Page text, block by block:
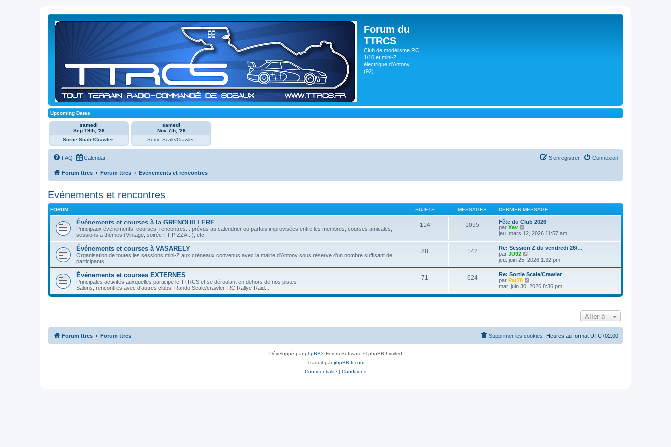
Forum du
TTRCS
Club de modélisme RC
1/10 et mini-Z
électrique d'Antony
(92)
Upcoming Dates
samedi
Sep 19th, '26
Sortie Scale/Crawler
samedi
Nov 7th, '26
Sortie Scale/Crawler
FAQ Calendar Connexion
S’enregistrer
Forum ttrcs Forum ttrcs Evénements et rencontres
Evénements et rencontres
FORUM SUJETS MESSAGES DERNIER MESSAGE
Événements et courses à la GRENOUILLERE
Principaux événements, courses, rencontres... prévus au calendrier ou parfois improvisées entre les membres, courses amicales,
sessions à thèmes (Vintage, soirée TT-PIZZA...), etc.
114 1055
Fête du Club 2026
par Xav
o
l
e
d
e
r
n
i
e
r
a
g
jeu. mars 12, 2026 11:57 am
Événements et courses à VASARELY
Organisation de toutes les sessions mini-Z aux créneaux convenus avec la mairie d'Antony sous réserve d'un nombre suffisant de
participants.
88 142
Re: Session Z du vendredi 26/…
par JU92
o
r
l
e
d
e
e
s
jeu. juin 25, 2026 1:32 pm
Événements et courses EXTERNES
Principales activités auxquelles participe le TTRCS et se déroulant en dehors de nos pistes :
Salons, rencontres avec d'autres clubs, Rando Scale/crawler, RC Rallye-Raid...
71 624
Re: Sortie Scale/Crawler
par Pat78
o
r
r
n
i
e
g
mar. juin 30, 2026 8:36 pm
Aller à
Forum ttrcs Forum ttrcs Heures au format UTC+02:00
Supprimer les cookies
Développé parphpBB® Forum Software © phpBB Limited
Traduit parphpBB-fr.com
Confidentialité | Conditions